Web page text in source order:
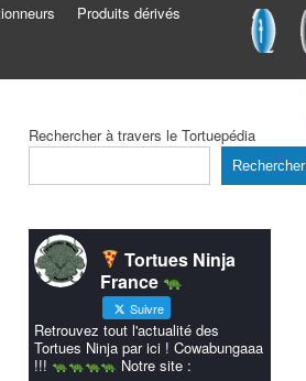
Produits dérivés
Rechercher à travers le Tortuepédia
Rechercher
Tortues Ninja
France
Suivre
Retrouvez tout l'actualité des
Tortues Ninja par ici ! Cowabungaaa
!!!
Notre site :